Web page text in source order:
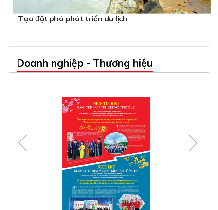
Tạo đột phá phát triển du lịch
Doanh nghiệp - Thương hiệu